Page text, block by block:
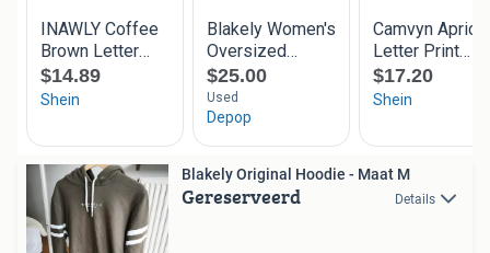
Blakely Original Hoodie - Maat M
Gereserveerd Details